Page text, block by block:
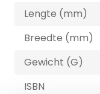
Lengte (mm)
Breedte (mm)
Gewicht (G)
ISBN